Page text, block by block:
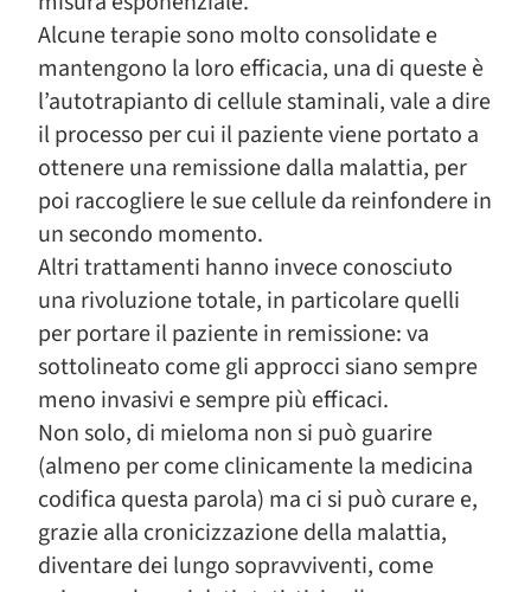
Alcune terapie sono molto consolidate e
mantengono la loro efficacia, una di queste è
l’autotrapianto di cellule staminali, vale a dire
il processo per cui il paziente viene portato a
ottenere una remissione dalla malattia, per
poi raccogliere le sue cellule da reinfondere in
un secondo momento.
Altri trattamenti hanno invece conosciuto
una rivoluzione totale, in particolare quelli
per portare il paziente in remissione: va
sottolineato come gli approcci siano sempre
meno invasivi e sempre più efficaci.
Non solo, di mieloma non si può guarire
(almeno per come clinicamente la medicina
codifica questa parola) ma ci si può curare e,
grazie alla cronicizzazione della malattia,
diventare dei lungo sopravviventi, come